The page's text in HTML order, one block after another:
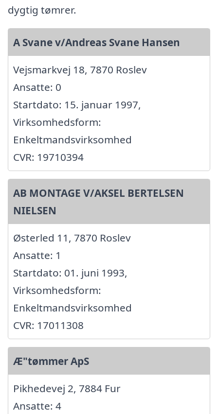
dygtig tømrer.
A Svane v/Andreas Svane Hansen
Vejsmarkvej 18, 7870 Roslev
Ansatte: 0
Startdato: 15. januar 1997,
Virksomhedsform:
Enkeltmandsvirksomhed
CVR: 19710394
AB MONTAGE V/AKSEL BERTELSEN
NIELSEN
Østerled 11, 7870 Roslev
Ansatte: 1
Startdato: 01. juni 1993,
Virksomhedsform:
Enkeltmandsvirksomhed
CVR: 17011308
Æ"tømmer ApS
Pikhedevej 2, 7884 Fur
Ansatte: 4